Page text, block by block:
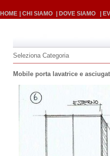
| HOME | CHI SIAMO | DOVE SIAMO |
Seleziona Categoria
Mobile porta lavatrice e